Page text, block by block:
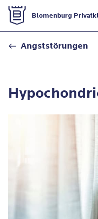
Zur Startseite
Blomenburg
Angststörungen